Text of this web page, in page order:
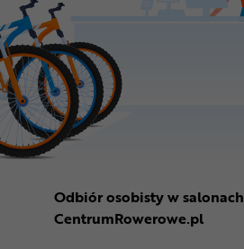
Odbiór osobisty w salonach
CentrumRowerowe.pl